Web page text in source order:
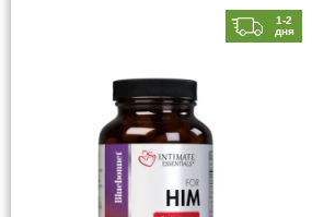
1-2
дня